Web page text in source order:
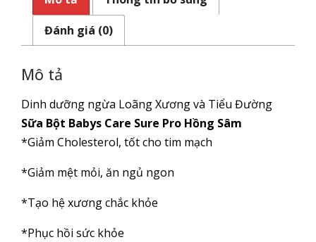
Đánh giá (0)
Mô tả
Dinh dưỡng ngừa Loãng Xương và Tiểu Đường
Sữa Bột Babys Care Sure Pro Hồng Sâm
*Giảm Cholesterol, tốt cho tim mạch
*Giảm mệt mỏi, ăn ngủ ngon
*Tạo hệ xương chắc khỏe
*Phục hồi sức khỏe